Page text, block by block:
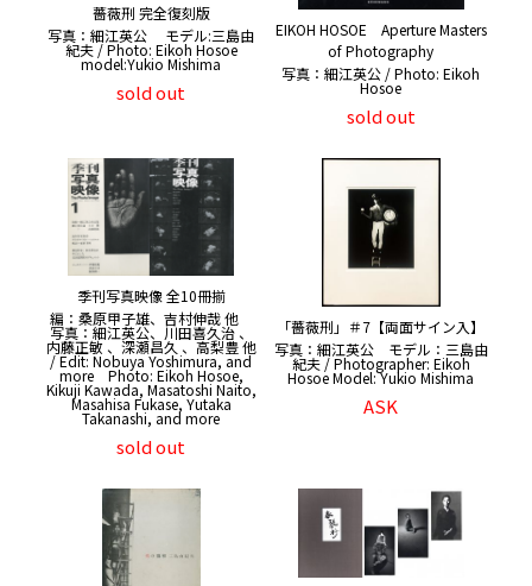
薔薇刑 完全復刻版
写真：細江英公 モデル:三島由
紀夫 / Photo: Eikoh Hosoe
model:Yukio Mishima
sold out
EIKOH HOSOE Aperture Masters
of Photography
写真：細江英公 / Photo: Eikoh
Hosoe
sold out
季刊写真映像 全10冊揃
編：桑原甲子雄、吉村伸哉 他
写真：細江英公、川田喜久治 、
内藤正敏 、深瀬昌久 、高梨豊 他
/ Edit: Nobuya Yoshimura, and
more Photo: Eikoh Hosoe,
Kikuji Kawada, Masatoshi Naito,
Masahisa Fukase, Yutaka
Takanashi, and more
sold out
「薔薇刑」＃7【両面サイン入】
写真：細江英公 モデル：三島由
紀夫 / Photographer: Eikoh
Hosoe Model: Yukio Mishima
ASK